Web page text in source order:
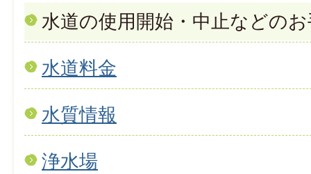
水道の使用開始・中止などの
水道料金
水質情報
浄水場